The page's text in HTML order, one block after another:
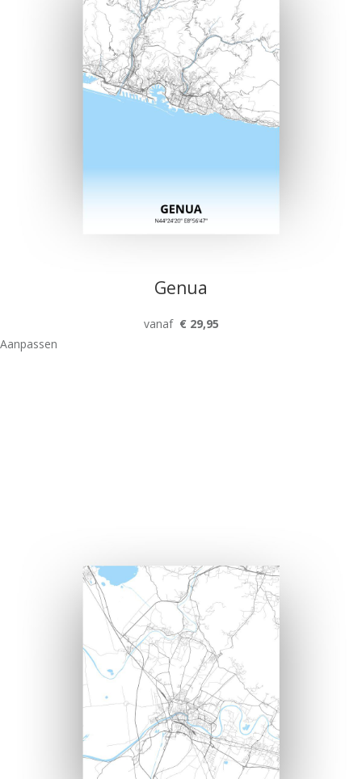
Genua
vanaf € 29,95
Aanpassen